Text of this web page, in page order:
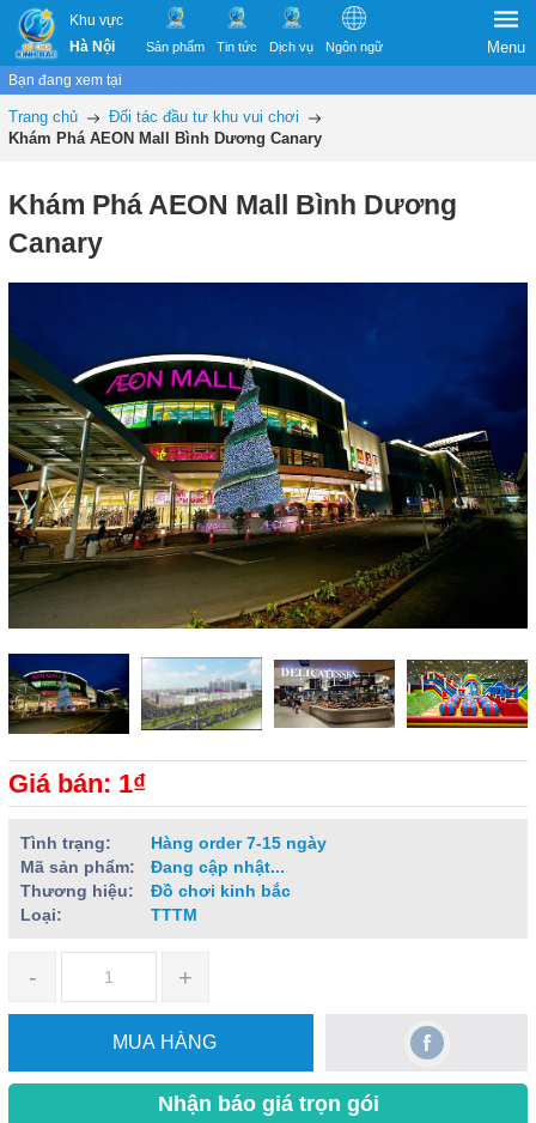
Khu vực
Hà Nội
Sản phẩm Tin tức Dịch vụ Ngôn ngữ Menu
Bạn đang xem tại
Trang chủ
Đối tác đầu tư khu vui chơi
Khám Phá AEON Mall Bình Dương Canary
Khám Phá AEON Mall Bình Dương
Canary
Giá bán: 1₫
Tình trạng:
Hàng order 7-15 ngày
Mã sản phẩm:
Đang cập nhật...
Thương hiệu:
Đồ chơi kinh bắc
Loại:
TTTM
- +
MUA HÀNG
Nhận báo giá trọn gói